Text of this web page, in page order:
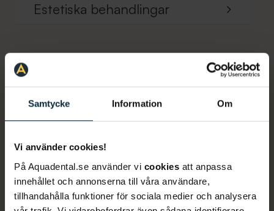
Samtycke Information Om
Vi använder cookies!
På Aquadental.se använder vi cookies att anpassa
innehållet och annonserna till våra användare,
tillhandahålla funktioner för sociala medier och analysera
Estetiska behandlingar
Flexibla betallösningar
Tandvårdsstöd
Aqua Dental Odenplan är kopplade till Försäkringskassan, vilket ger dig